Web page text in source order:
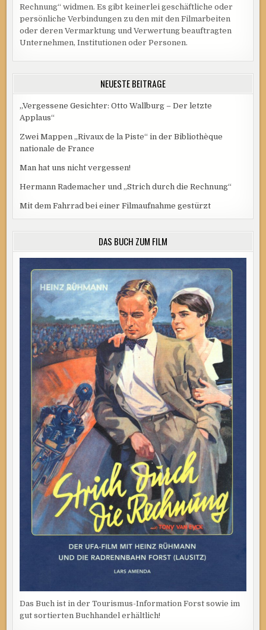
Rechnung“ widmen. Es gibt keinerlei geschäftliche oder
persönliche Verbindungen zu den mit den Filmarbeiten
oder deren Vermarktung und Verwertung beauftragten
Unternehmen, Institutionen oder Personen.
NEUESTE BEITRÄGE
„Vergessene Gesichter: Otto Wallburg – Der letzte
Applaus“
Zwei Mappen „Rivaux de la Piste“ in der Bibliothèque
nationale de France
Man hat uns nicht vergessen!
Hermann Rademacher und „Strich durch die Rechnung“
Mit dem Fahrrad bei einer Filmaufnahme gestürzt
DAS BUCH ZUM FILM
Das Buch ist in der Tourismus-Information Forst sowie im
gut sortierten Buchhandel erhältlich!